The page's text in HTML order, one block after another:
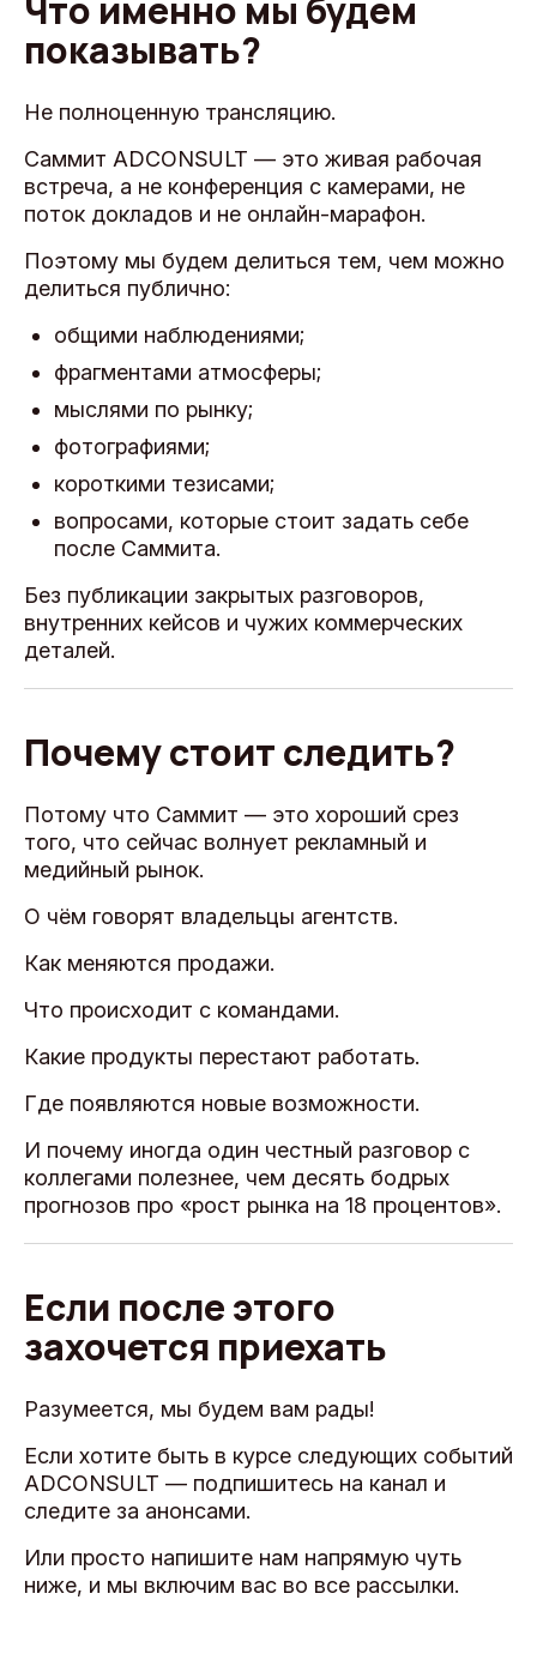
Что именно мы будем
показывать?
Не полноценную трансляцию.
Саммит ADCONSULT — это живая рабочая
встреча, а не конференция с камерами, не
поток докладов и не онлайн-марафон.
Поэтому мы будем делиться тем, чем можно
делиться публично:
общими наблюдениями;
фрагментами атмосферы;
мыслями по рынку;
фотографиями;
короткими тезисами;
вопросами, которые стоит задать себе
после Саммита.
Без публикации закрытых разговоров,
внутренних кейсов и чужих коммерческих
деталей.
Почему стоит следить?
Потому что Саммит — это хороший срез
того, что сейчас волнует рекламный и
медийный рынок.
О чём говорят владельцы агентств.
Как меняются продажи.
Что происходит с командами.
Какие продукты перестают работать.
Где появляются новые возможности.
И почему иногда один честный разговор с
коллегами полезнее, чем десять бодрых
прогнозов про «рост рынка на 18 процентов».
Если после этого
захочется приехать
Разумеется, мы будем вам рады!
Если хотите быть в курсе следующих событий
ADCONSULT — подпишитесь на канал и
следите за анонсами.
Или просто напишите нам напрямую чуть
ниже, и мы включим вас во все рассылки.